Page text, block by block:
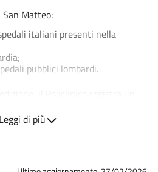
Matteo:
italiani presenti nella
pubblici lombardi.
confermando un percorso di
Leggi di più